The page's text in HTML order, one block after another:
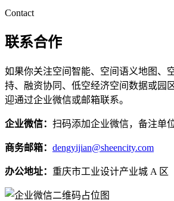
Contact
联系合作
如果你关注空间智能、空间语义地图、
持、融资协同、低空经济空间数据或园
迎通过企业微信或邮箱联系。
企业微信： 扫码添加企业微信，备注单
商务邮箱： dengyijian@sheencity.com
办公地址： 重庆市工业设计产业城 A 区